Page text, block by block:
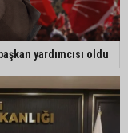
yardımcısı oldu